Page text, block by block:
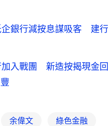
企銀行減按息謀吸客 建
加入戰團 新造按揭現金
余偉文 綠色金融